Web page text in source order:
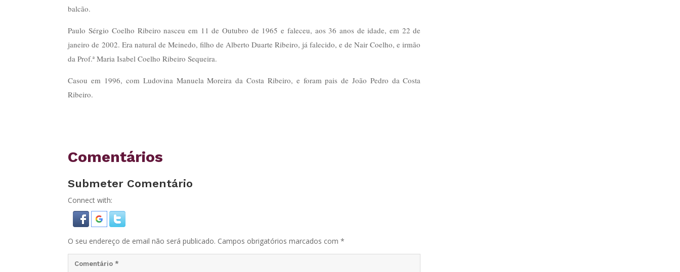
balcão.
Paulo Sérgio Coelho Ribeiro nasceu em 11 de Outubro de 1965 e faleceu, aos 36 anos de idade, em 22 de
janeiro de 2002. Era natural de Meinedo, filho de Alberto Duarte Ribeiro, já falecido, e de Nair Coelho, e irmão
da Prof.ª Maria Isabel Coelho Ribeiro Sequeira.
Casou em 1996, com Ludovina Manuela Moreira da Costa Ribeiro, e foram pais de João Pedro da Costa
Ribeiro.
Comentários
Submeter Comentário
Connect with:
O seu endereço de email não será publicado. Campos obrigatórios marcados com*